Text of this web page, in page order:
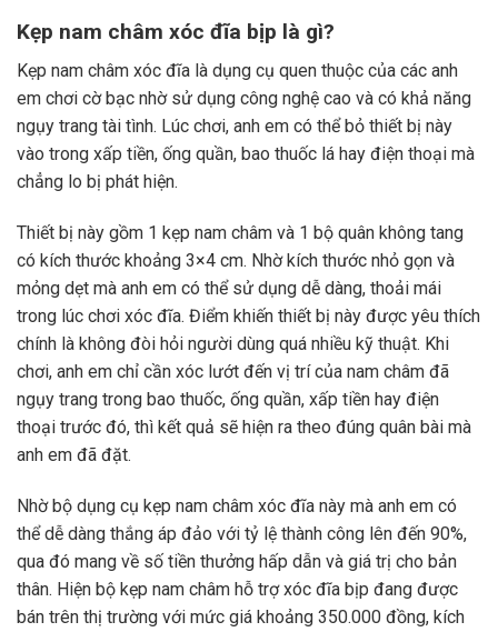
Kẹp nam châm xóc đĩa bịp là gì?
Kẹp nam châm xóc đĩa là dụng cụ quen thuộc của các anh
em chơi cờ bạc nhờ sử dụng công nghệ cao và có khả năng
ngụy trang tài tình. Lúc chơi, anh em có thể bỏ thiết bị này
vào trong xấp tiền, ống quần, bao thuốc lá hay điện thoại mà
chẳng lo bị phát hiện.
Thiết bị này gồm 1 kẹp nam châm và 1 bộ quân không tang
có kích thước khoảng 3×4 cm. Nhờ kích thước nhỏ gọn và
mỏng dẹt mà anh em có thể sử dụng dễ dàng, thoải mái
trong lúc chơi xóc đĩa. Điểm khiến thiết bị này được yêu thích
chính là không đòi hỏi người dùng quá nhiều kỹ thuật. Khi
chơi, anh em chỉ cần xóc lướt đến vị trí của nam châm đã
ngụy trang trong bao thuốc, ống quần, xấp tiền hay điện
thoại trước đó, thì kết quả sẽ hiện ra theo đúng quân bài mà
anh em đã đặt.
Nhờ bộ dụng cụ kẹp nam châm xóc đĩa này mà anh em có
thể dễ dàng thắng áp đảo với tỷ lệ thành công lên đến 90%,
qua đó mang về số tiền thưởng hấp dẫn và giá trị cho bản
thân. Hiện bộ kẹp nam châm hỗ trợ xóc đĩa bịp đang được
bán trên thị trường với mức giá khoảng 350.000 đồng, kích